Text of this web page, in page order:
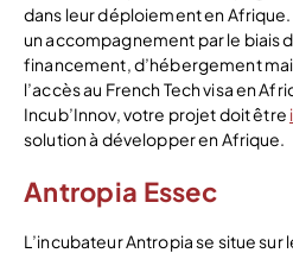
dans leur déploiement en
un accompagnement par le biais
financement, d’hébergement
l’accès au French Tech visa en
Incub’Innov, votre projet doit être
solution à développer en Afrique.
Antropia Essec
L’incubateur Antropia se situe sur